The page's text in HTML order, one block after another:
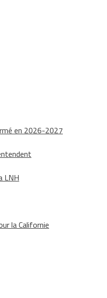
en 2026-2027
LNH
la Californie